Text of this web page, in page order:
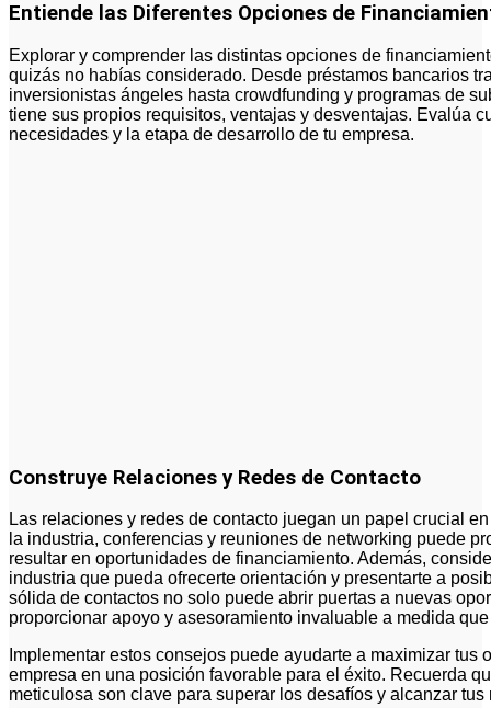
Entiende las Diferentes Opciones de
Explorar y comprender las distintas opciones de
quizás no habías considerado. Desde préstamos bancarios
inversionistas ángeles hasta crowdfunding y programas de
tiene sus propios requisitos, ventajas y desventajas. Evalúa
necesidades y la etapa de desarrollo de tu empresa.
Construye Relaciones y Redes de Contacto
Las relaciones y redes de contacto juegan un papel crucial
la industria, conferencias y reuniones de networking puede
resultar en oportunidades de financiamiento. Además,
industria que pueda ofrecerte orientación y presentarte a
sólida de contactos no solo puede abrir puertas a nuevas
proporcionar apoyo y asesoramiento invaluable a medida
Implementar estos consejos puede ayudarte a maximizar
empresa en una posición favorable para el éxito. Recuerda
meticulosa son clave para superar los desafíos y alcanzar